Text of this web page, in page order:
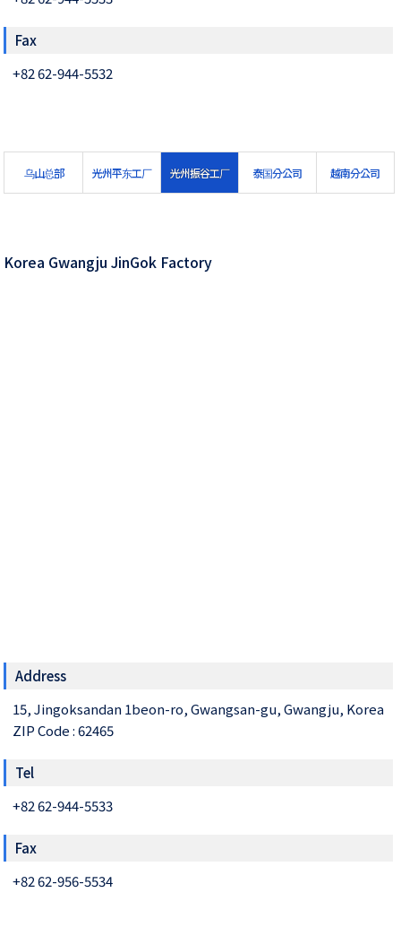
Fax
+82 62-944-5532
乌山总部 光州平东工厂 光州振谷工厂 泰国分公司 越南分公司
Korea Gwangju JinGok Factory
Address
15, Jingoksandan 1beon-ro, Gwangsan-gu, Gwangju, Korea
ZIP Code : 62465
Tel
+82 62-944-5533
Fax
+82 62-956-5534